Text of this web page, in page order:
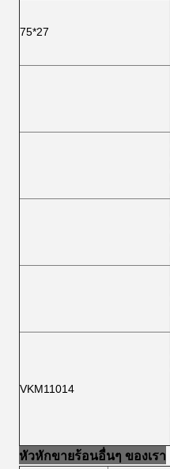
75*27
VKM11014
หัวหักขายร้อนอื่นๆ ของเรา